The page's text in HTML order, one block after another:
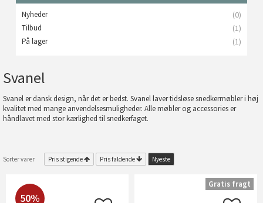
Nyheder (0)
Tilbud (1)
På lager (1)
Svanel
Svanel er dansk design, når det er bedst. Svanel laver tidsløse snedkermøbler i høj
kvalitet med mange anvendelsesmuligheder. Alle møbler og accessories er
håndlavet med stor kærlighed til snedkerfaget.
Sorter varer Pris stigende Pris faldende Nyeste
50%
Gratis fragt